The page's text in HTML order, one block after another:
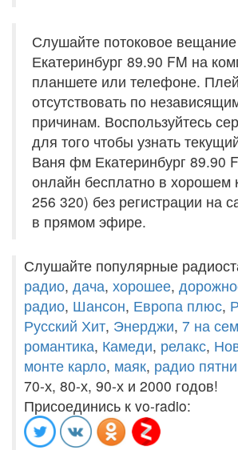
Слушайте потоковое
Екатеринбург 89.90 FM на
планшете или телефоне.
отсутствовать по
причинам. Воспользуйтесь
для того чтобы узнать
Ваня фм Екатеринбург 89.90
онлайн бесплатно в хорошем
256 320) без регистрации на
в прямом эфире.
Слушайте популярные
радио, дача, хорошее,
радио, Шансон, Европа плюс,
Русский Хит, Энерджи, 7 на
романтика, Камеди, релакс,
монте карло, маяк, радио
70-х, 80-х, 90-х и 2000 годов!
Присоединись к vo-radio: